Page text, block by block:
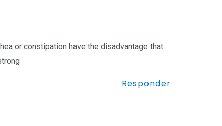
or constipation have the disadvantage that
Responder